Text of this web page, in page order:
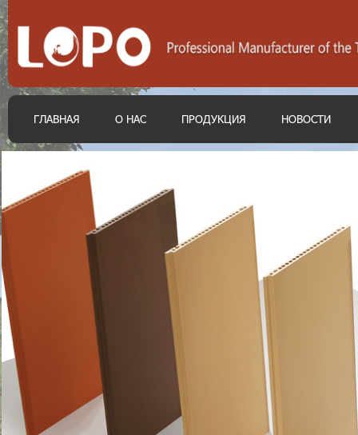
ГЛАВНАЯ О НАС ПРОДУКЦИЯ НОВОСТИ